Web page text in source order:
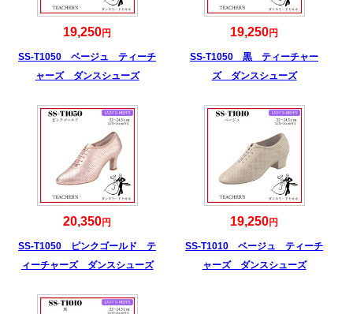
19,250円
SS-T1050 ベージュ ティーチ
ャーズ ダンスシューズ
19,250円
SS-T1050 黒 ティーチャー
ズ ダンスシューズ
20,350円
SS-T1050 ピンクゴールド テ
ィーチャーズ ダンスシューズ
19,250円
SS-T1010 ベージュ ティーチ
ャーズ ダンスシューズ